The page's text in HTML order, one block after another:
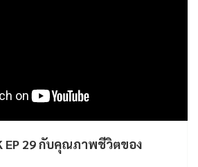
EP 29 กับคุณภาพชีวิตของ